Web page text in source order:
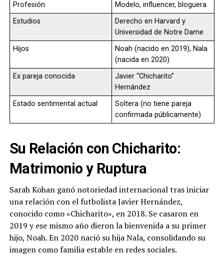
Profesión
Modelo, influencer, bloguera
Estudios
Derecho en Harvard y
Universidad de Notre Dame
Hijos
Noah (nacido en 2019), Nala
(nacida en 2020)
Ex pareja conocida
Javier “Chicharito”
Hernández
Estado sentimental actual
Soltera (no tiene pareja
confirmada públicamente)
Su Relación con Chicharito:
Matrimonio y Ruptura
Sarah Kohan ganó notoriedad internacional tras iniciar
una relación con el futbolista Javier Hernández,
conocido como «Chicharito», en 2018. Se casaron en
2019 y ese mismo año dieron la bienvenida a su primer
hijo, Noah. En 2020 nació su hija Nala, consolidando su
imagen como familia estable en redes sociales.